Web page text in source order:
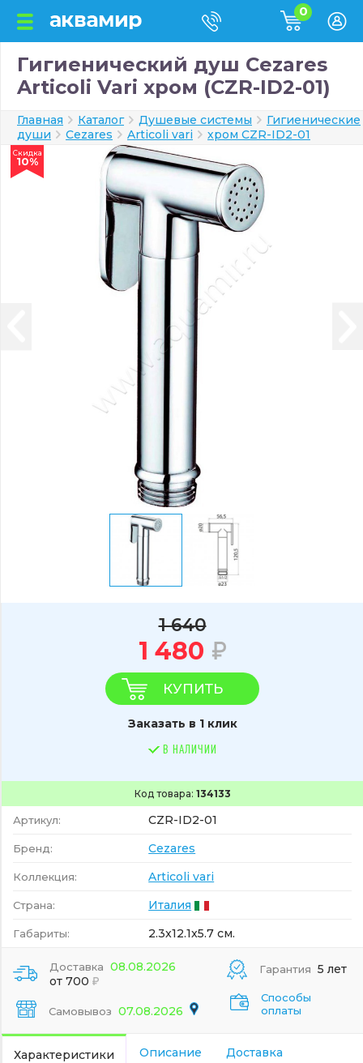
0
Гигиенический душ Cezares
Articoli Vari хром (CZR-ID2-01)
Главная Каталог Душевые системы
Гигиенические
души
Cezares Articoli vari хром CZR-ID2-01
Скидка
10%
Код товара: 134133
Артикул: CZR-ID2-01
Бренд: Cezares
Коллекция: Articoli vari
Страна: Италия
Габариты: 2.3x12.1x5.7 см.
1 640
1 480
КУПИТЬ
Заказать в 1 клик
В НАЛИЧИИ
Доставка 08.08.2026
от 700
Самовывоз 07.08.2026
Гарантия 5 лет
Способы
оплаты
Характеристики Описание Доставка